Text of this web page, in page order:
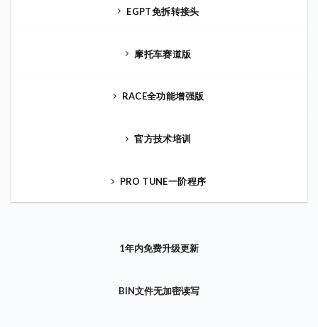
EGPT免拆转接头
摩托车赛道版
RACE全功能增强版
官方技术培训
PRO TUNE一阶程序
1年内免费升级更新
BIN文件无加密读写